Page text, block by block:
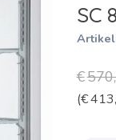
SC
€
(€